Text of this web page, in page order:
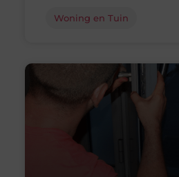
Woning en Tuin